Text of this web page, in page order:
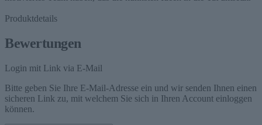
Produktdetails
Bewertungen
Login mit Link via E-Mail
Bitte geben Sie Ihre E-Mail-Adresse ein und wir senden Ihnen einen
sicheren Link zu, mit welchem Sie sich in Ihren Account einloggen
können.